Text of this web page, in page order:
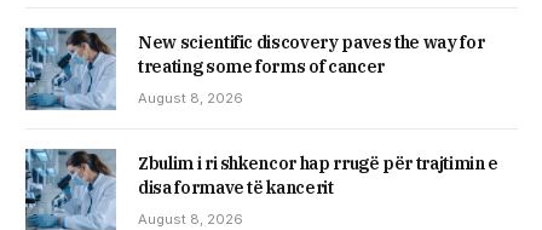
New scientific discovery paves the way for
treating some forms of cancer
August 8, 2026
Zbulim i ri shkencor hap rrugë për trajtimin e
disa formave të kancerit
August 8, 2026